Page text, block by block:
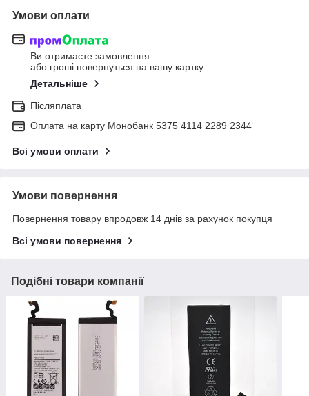
Умови оплати
Ви отримаєте замовлення
або гроші повернуться на вашу картку
Детальніше
Післяплата
Оплата на карту Монобанк 5375 4114 2289 2344
Всі умови оплати
Умови повернення
Повернення товару впродовж 14 днів за рахунок покупця
Всі умови повернення
Подібні товари компанії